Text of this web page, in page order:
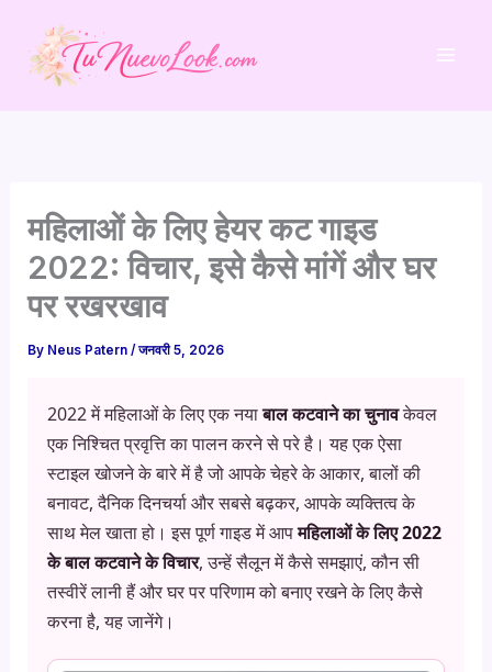
content
महिलाओं के लिए हेयर कट गाइड
2022: विचार, इसे कैसे मांगें और घर
पर रखरखाव
By Neus Patern/जनवरी 5, 2026
2022 में महिलाओं के लिए एक नयाबाल कटवाने का चुनावकेवल
एक निश्चित प्रवृत्ति का पालन करने से परे है। यह एक ऐसा
स्टाइल खोजने के बारे में है जो आपके चेहरे के आकार, बालों की
बनावट, दैनिक दिनचर्या और सबसे बढ़कर, आपके व्यक्तित्व के
साथ मेल खाता हो। इस पूर्ण गाइड में आपमहिलाओं के लिए 2022
के बाल कटवाने के विचार, उन्हें सैलून में कैसे समझाएं, कौन सी
तस्वीरें लानी हैं और घर पर परिणाम को बनाए रखने के लिए कैसे
करना है, यह जानेंगे।